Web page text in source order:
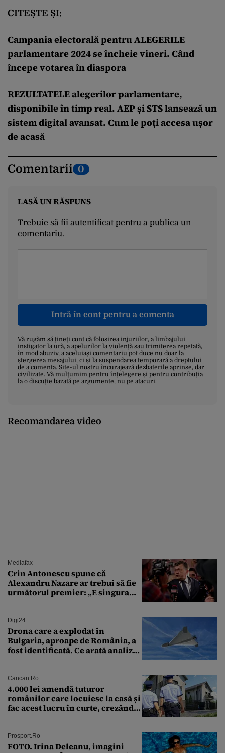
CITEȘTE ȘI:
Campania electorală pentru ALEGERILE
parlamentare 2024 se încheie vineri. Când
începe votarea în diaspora
REZULTATELE alegerilor parlamentare,
disponibile în timp real. AEP și STS lansează un
sistem digital avansat. Cum le poți accesa ușor
de acasă
Comentarii 0
LASĂ UN RĂSPUNS
Trebuie să fii autentificatpentru a publica un
comentariu.
Intră în cont pentru a comenta
Vă rugăm să țineți cont că folosirea injuriilor, a limbajului
instigator la ură, a apelurilor la violență sau trimiterea repetată,
în mod abuziv, a aceluiași comentariu pot duce nu doar la
ștergerea mesajului, ci și la suspendarea temporară a dreptului
de a comenta. Site-ul nostru încurajează dezbaterile aprinse, dar
civilizate. Vă mulțumim pentru înțelegere și pentru contribuția
la o discuție bazată pe argumente, nu pe atacuri.
Recomandarea video
Mediafax
Crin Antonescu spune că
Alexandru Nazare ar trebui să fie
următorul premier: „E singura
Digi24
Drona care a explodat în
Bulgaria, aproape de România, a
fost identificată. Ce arată analiza
Cancan.ro
4.000 lei amendă tuturor
românilor care locuiesc la casă și
fac acest lucru în curte, crezând
Prosport.ro
FOTO. Irina Deleanu, imagini